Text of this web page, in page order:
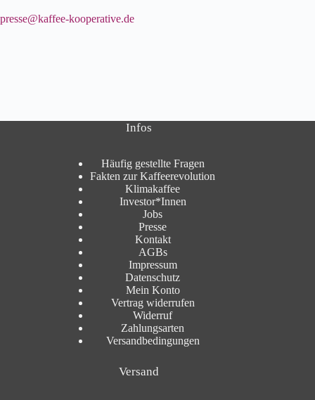
presse@kaffee-kooperative.de
Infos
Häufig gestellte Fragen
Fakten zur Kaffeerevolution
Klimakaffee
Investor*Innen
Jobs
Presse
Kontakt
AGBs
Impressum
Datenschutz
Mein Konto
Vertrag widerrufen
Widerruf
Zahlungsarten
Versandbedingungen
Versand